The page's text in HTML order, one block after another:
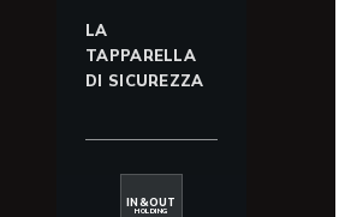
LA
TAPPARELLA
DI SICUREZZA
IN&OUT
HOLDING